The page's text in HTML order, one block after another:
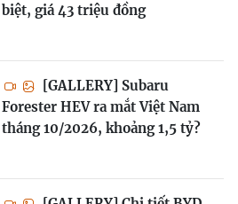
biệt, giá 43 triệu đồng
[GALLERY] Subaru
Forester HEV ra mắt Việt Nam
tháng 10/2026, khoảng 1,5 tỷ?